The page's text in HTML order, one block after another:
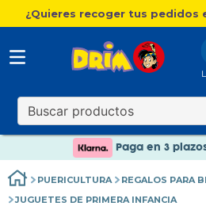
¿Quieres recoger tus pedidos
Nuevo catálogo
Envío gratis. A partir de
Paga en 3
Paga en 3
PUERICULTURA
REGALOS PARA
JUGUETES DE PRIMERA INFANCIA